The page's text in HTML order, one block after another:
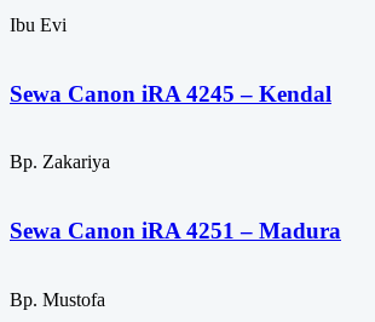
Ibu Evi
Sewa Canon iRA 4245 – Kendal
Bp. Zakariya
Sewa Canon iRA 4251 – Madura
Bp. Mustofa